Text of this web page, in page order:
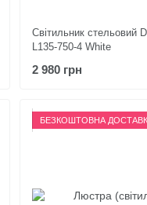
Світильник стельовий
L135-750-4 White
2 980 грн
БЕЗКОШТОВНА